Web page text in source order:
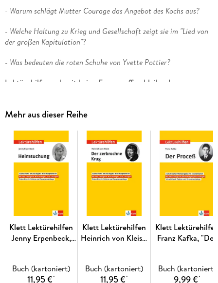
- Warum schlägt Mutter Courage das Angebot des Kochs aus?
- Welche Haltung zu Krieg und Gesellschaft zeigt sie im "Lied von
der großen Kapitulation"?
- Was bedeuten die roten Schuhe von Yvette Pottier?
Lektürehilfen - damit keine Fragen offen bleiben!
geschieht
Umfassende Interpretation und Analyse
: zentrale Themen
und Motive verständlich erklärt
Typische Abitur-Fragen mit ausführlichen Lösungen:
Schnellcheck
: wesentliche Aspekte auf einen Blick - für die
Mehr aus dieser Reihe
Klett Lektürehilfen
Jenny Erpenbeck,
Buch (kartoniert)
11,95 €*
Klett Lektürehilfen
Heinrich von Kleist,
Buch (kartoniert)
11,95 €*
Klett
Franz Kafka, "Der
Buch (kartoniert)
9,99 €*